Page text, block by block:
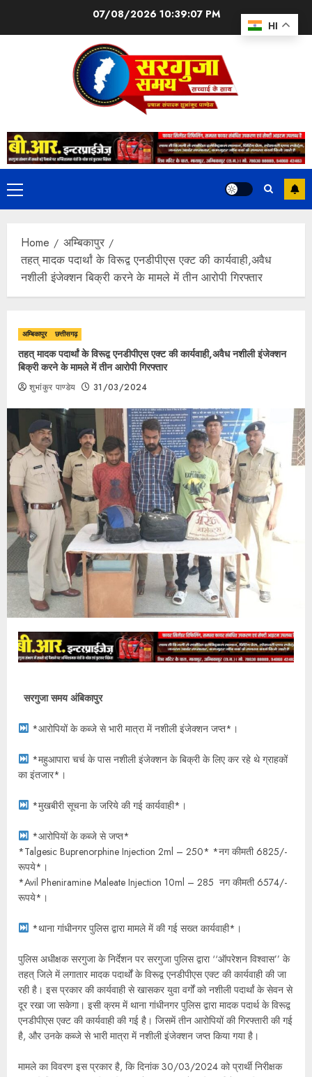
07/08/2026 10:39:08 PM
Home
अम्बिकापुर
तहत् मादक पदार्थां के विरूद्व एनडीपीएस एक्ट की कार्यवाही,अवैध
नशीली इंजेक्शन बिक्री करने के मामले में तीन आरोपी गिरफ्तार
अम्बिकापुर छत्तीसगढ़
तहत् मादक पदार्थां के विरूद्व एनडीपीएस एक्ट की कार्यवाही,अवैध नशीली इंजेक्शन
बिक्री करने के मामले में तीन आरोपी गिरफ्तार
शुभांकुर पाण्डेय 31/03/2024
सरगुजा समय अंबिकापुर
*आरोपियों के कब्जे से भारी मात्रा में नशीली इंजेक्शन जप्त*।
*महुआपारा चर्च के पास नशीली इंजेक्शन के बिक्री के लिए कर रहे थे ग्राहकों
का इंतजार*।
*मुखबीरी सूचना के जरिये की गई कार्यवाही*।
*आरोपियों के कब्जे से जप्त*
*Talgesic Buprenorphine Injection 2ml – 250* *नग कीमती 6825/-
रूपये*।
*Avil Pheniramine Maleate Injection 10ml – 285 नग कीमती 6574/-
रूपये*।
*थाना गांधीनगर पुलिस द्वारा मामले में की गई सख्त कार्यवाही*।
पुलिस अधीक्षक सरगुजा के निर्देशन पर सरगुजा पुलिस द्वारा ‘‘ऑपरेशन विश्वास’’ के
तहत् जिले में लगातार मादक पदार्थों के विरूद्व एनडीपीएस एक्ट की कार्यवाही की जा
रही है। इस प्रकार की कार्यवाही से खासकर युवा वर्गों को नशीली पदार्थां के सेवन से
दूर रखा जा सकेगा। इसी क्रम में थाना गांधीनगर पुलिस द्वारा मादक पदार्थ के विरूद्व
एनडीपीएस एक्ट की कार्यवाही की गई है। जिसमें तीन आरोपियों की गिरफ्तारी की गई
है, और उनके कब्जे से भारी मात्रा में नशीली इंजेक्शन जप्त किया गया है।
मामले का विवरण इस प्रकार है, कि दिनांक 30/03/2024 को प्रार्थी निरीक्षक
HI